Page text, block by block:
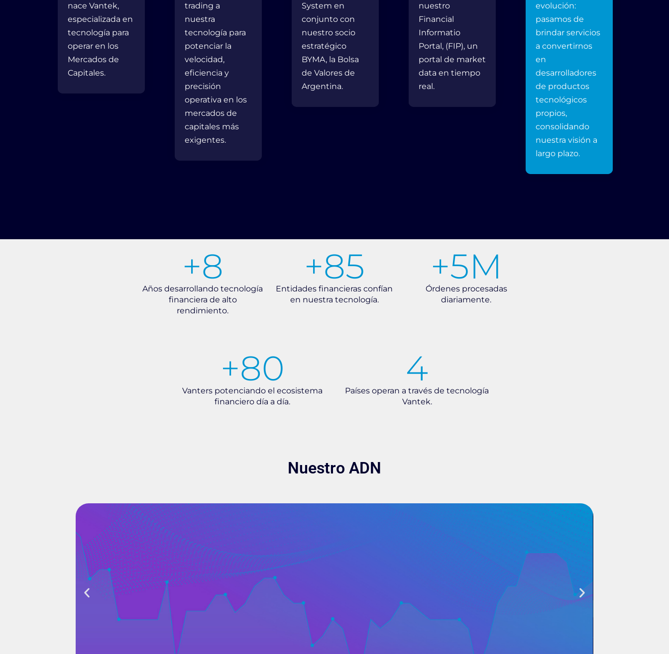
nace Vantek,
especializada en
tecnología para
operar en los
Mercados de
Capitales.
trading a
nuestra
tecnología para
potenciar la
velocidad,
eficiencia y
precisión
operativa en los
mercados de
capitales más
exigentes.
System en
conjunto con
nuestro socio
estratégico
BYMA, la Bolsa
de Valores de
Argentina.
nuestro
Financial
Informatio
Portal, (FIP), un
portal de market
data en tiempo
real.
evolución:
pasamos de
brindar servicios
a convertirnos
en
desarrolladores
de productos
tecnológicos
propios,
consolidando
nuestra visión a
largo plazo.
Años desarrollando tecnología
financiera de alto
rendimiento.
+8
Entidades financieras confían
en nuestra tecnología.
+85
Órdenes procesadas
diariamente.
+5M
Vanters potenciando el ecosistema
financiero día a día.
+80
Países operan a través de tecnología
Vantek.
4
Nuestro ADN